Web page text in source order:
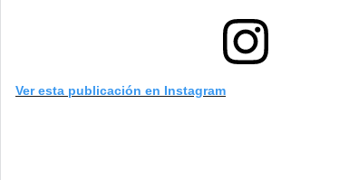
Ver esta publicación en Instagram